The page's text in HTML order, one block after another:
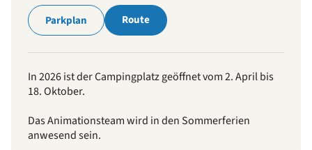
Parkplan Route
In 2026 ist der Campingplatz geöffnet vom 2. April bis
18. Oktober.
Das Animationsteam wird in den Sommerferien
anwesend sein.